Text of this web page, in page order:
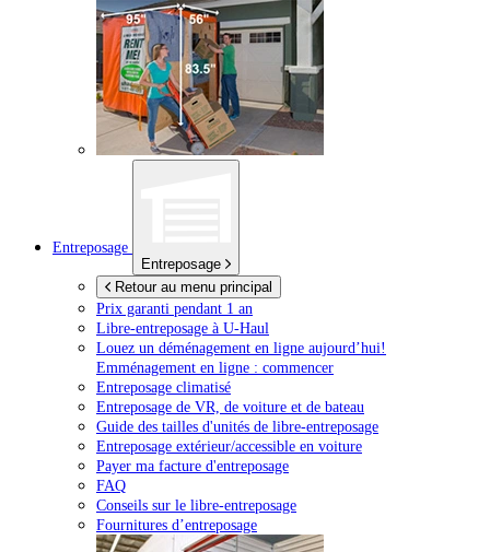
Entreposage
Entreposage
Retour au menu principal
Prix garanti pendant 1 an
Libre-entreposage à U-Haul
Louez un déménagement en ligne aujourd’hui!
Emménagement en ligne : commencer
Entreposage climatisé
Entreposage de VR, de voiture et de bateau
Guide des tailles d'unités de libre-entreposage
Entreposage extérieur/accessible en voiture
Payer ma facture d'entreposage
FAQ
Conseils sur le libre-entreposage
Fournitures d’entreposage